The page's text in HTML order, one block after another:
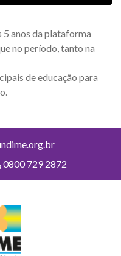
5 anos da plataforma
no período, tanto na
de educação para
0800 729 2872